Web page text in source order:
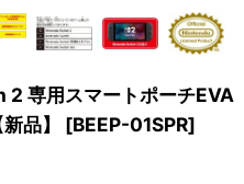
専用スマートポーチEVA
品】
[BEEP-01SPR]